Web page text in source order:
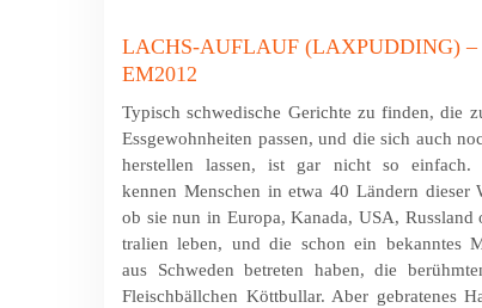
LACHS-AUFLAUF (LAXPUDDING) –
EM2012
Typisch schwedische Gerichte zu finden, die
Essgewohnheiten passen, und die sich auch
herstellen lassen, ist gar nicht so einfach.
kennen Menschen in etwa 40 Ländern dieser
ob sie nun in Europa, Kanada, USA,
tra­lien leben, und die schon ein bekanntes
aus Schweden betreten haben, die
Fleisch­bäll­chen Köttbullar. Aber gebratenes